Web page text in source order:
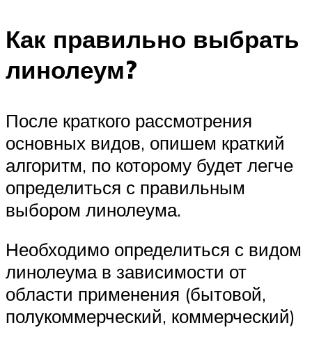
Как правильно выбрать
линолеум?
После краткого рассмотрения
основных видов, опишем краткий
алгоритм, по которому будет легче
определиться с правильным
выбором линолеума.
Необходимо определиться с видом
линолеума в зависимости от
области применения (бытовой,
полукоммерческий, коммерческий)